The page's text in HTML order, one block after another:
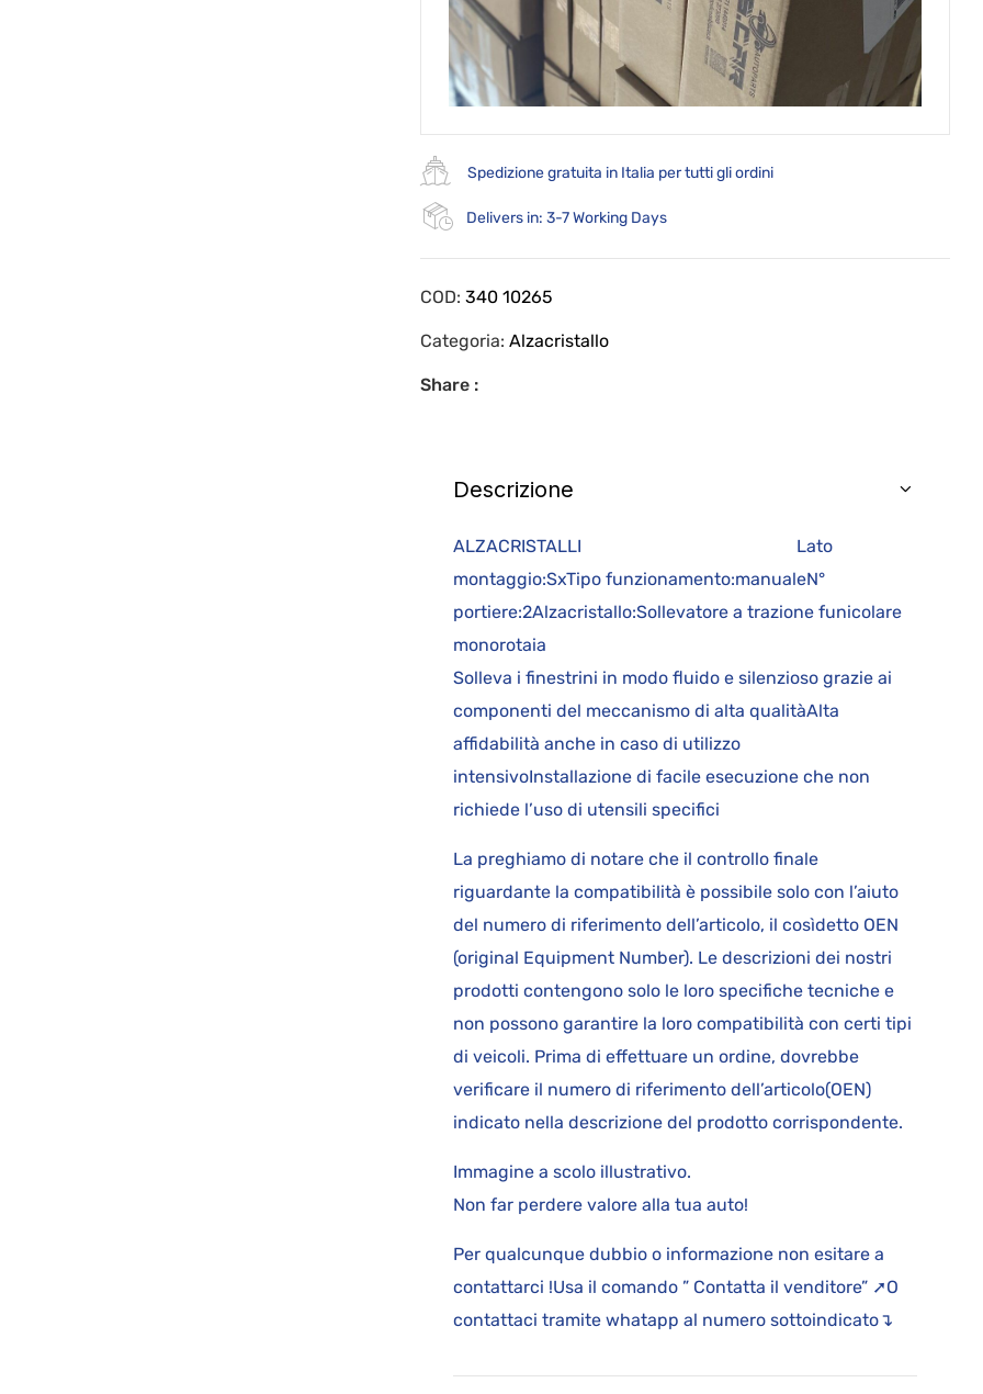
Spedizione gratuita in Italia per tutti gli ordini
Delivers in: 3-7 Working Days
COD:340 10265
Categoria:Alzacristallo
Share :
Descrizione
ALZACRISTALLI Lato
montaggio:SxTipo funzionamento:manualeN°
portiere:2Alzacristallo:Sollevatore a trazione funicolare
monorotaia
Solleva i finestrini in modo fluido e silenzioso grazie ai
componenti del meccanismo di alta qualitàAlta
affidabilità anche in caso di utilizzo
intensivoInstallazione di facile esecuzione che non
richiede l’uso di utensili specifici
La preghiamo di notare che il controllo finale
riguardante la compatibilità è possibile solo con l’aiuto
del numero di riferimento dell’articolo, il cosìdetto OEN
(original Equipment Number). Le descrizioni dei nostri
prodotti contengono solo le loro specifiche tecniche e
non possono garantire la loro compatibilità con certi tipi
di veicoli. Prima di effettuare un ordine, dovrebbe
verificare il numero di riferimento dell’articolo(OEN)
indicato nella descrizione del prodotto corrispondente.
Immagine a scolo illustrativo.
Non far perdere valore alla tua auto!
Per qualcunque dubbio o informazione non esitare a
contattarci !Usa il comando ” Contatta il venditore” ➚O
contattaci tramite whatapp al numero sottoindicato↴